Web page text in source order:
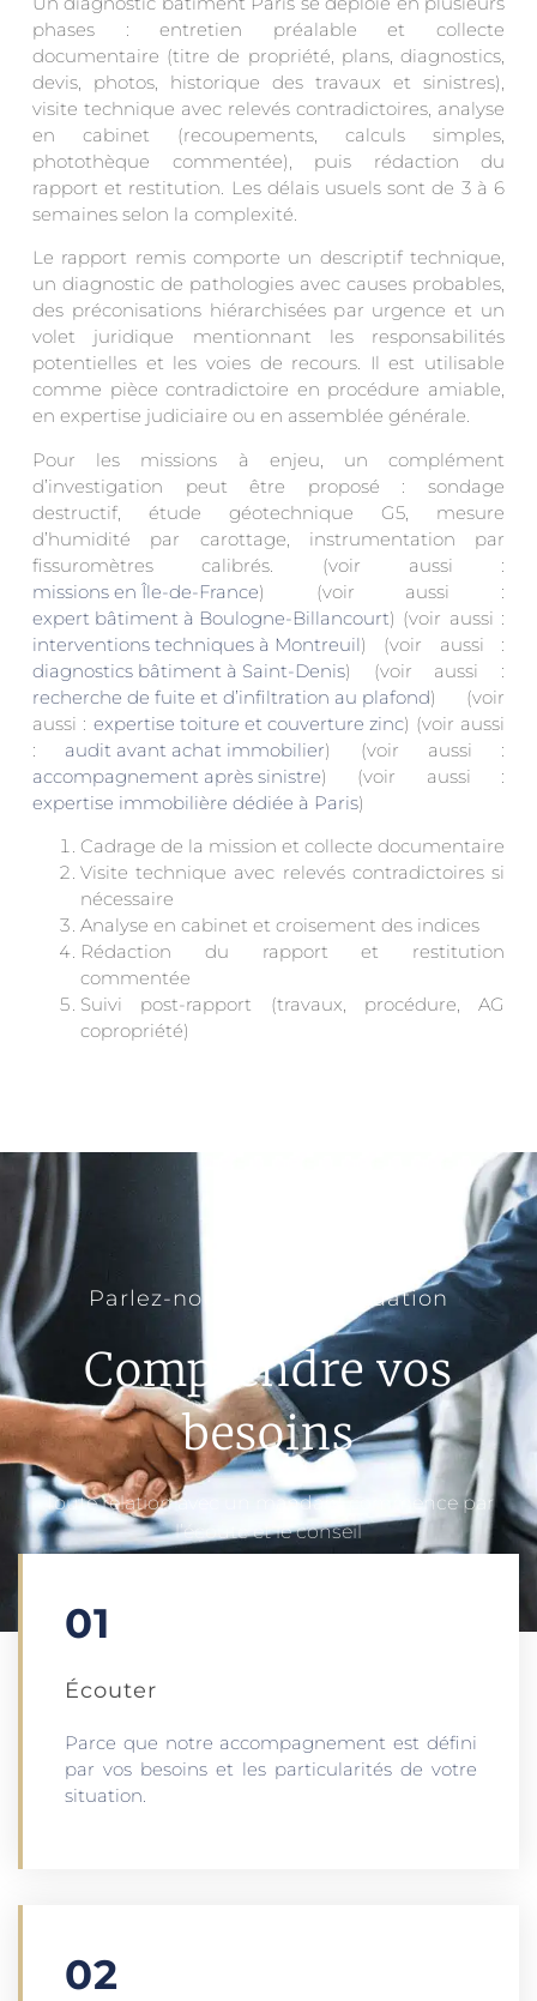
phases : entretien préalable et collecte
documentaire (titre de propriété, plans, diagnostics,
devis, photos, historique des travaux et sinistres),
visite technique avec relevés contradictoires, analyse
en cabinet (recoupements, calculs simples,
photothèque commentée), puis rédaction du
rapport et restitution. Les délais usuels sont de 3 à 6
semaines selon la complexité.
Le rapport remis comporte un descriptif technique,
un diagnostic de pathologies avec causes probables,
des préconisations hiérarchisées par urgence et un
volet juridique mentionnant les responsabilités
potentielles et les voies de recours. Il est utilisable
comme pièce contradictoire en procédure amiable,
en expertise judiciaire ou en assemblée générale.
Pour les missions à enjeu, un complément
d’investigation peut être proposé : sondage
destructif, étude géotechnique G5, mesure
d’humidité par carottage, instrumentation par
fissuromètres calibrés. (voir aussi :
missions en Île-de-France) (voir aussi :
expert bâtiment à Boulogne-Billancourt) (voir aussi :
interventions techniques à Montreuil) (voir aussi :
diagnostics bâtiment à Saint-Denis) (voir aussi :
recherche de fuite et d’infiltration au plafond) (voir
aussi : expertise toiture et couverture zinc) (voir aussi
: audit avant achat immobilier) (voir aussi :
accompagnement après sinistre) (voir aussi :
expertise immobilière dédiée à Paris)
Cadrage de la mission et collecte documentaire
Visite technique avec relevés contradictoires si
nécessaire
Analyse en cabinet et croisement des indices
Rédaction du rapport et restitution
commentée
Suivi post-rapport (travaux, procédure, AG
copropriété)
Parlez-nous de votre situation
Comprendre vos
besoins
Toute relation avec un mandant commence par
l’écoute et le conseil
01
Écouter​
Parce que notre accompagnement est défini
par vos besoins et les particularités de votre
situation.
02